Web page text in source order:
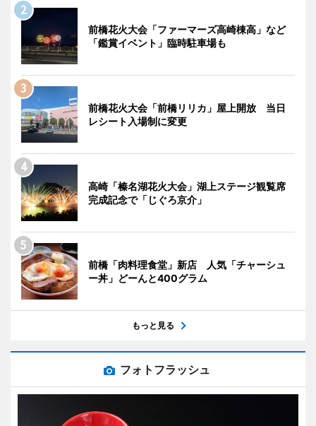
前橋花火大会「ファーマーズ高崎棟高」など
「鑑賞イベント」臨時駐車場も
前橋花火大会「前橋リリカ」屋上開放 当日
レシート入場制に変更
高崎「榛名湖花火大会」湖上ステージ観覧席
完成記念で「じぐろ京介」
前橋「肉料理食堂」新店 人気「チャーシュ
ー丼」どーんと400グラム
もっと見る
フォトフラッシュ